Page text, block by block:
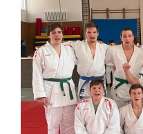
větší
obrázek